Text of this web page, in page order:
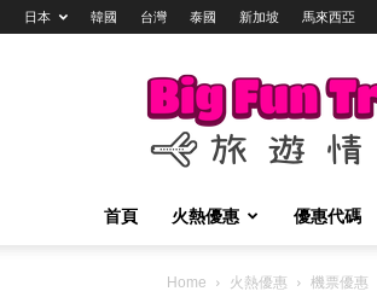
日本 韓國 台灣 泰國 新加坡 馬來西亞
Big
Trip
旅
情
報
首頁 火熱優惠 優惠代碼
Home 火熱優惠 機票優惠